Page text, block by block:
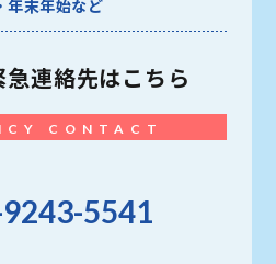
年末年始など
急連絡先はこちら
CONTACT
5541